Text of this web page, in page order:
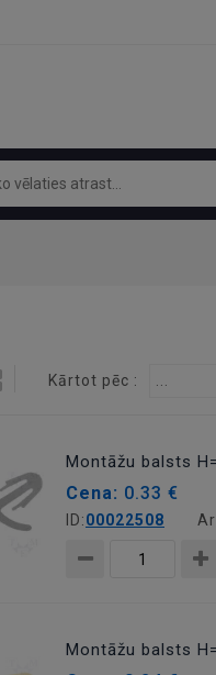
Kārtot pēc :
Montāžu balsts
Cena: 0.33 €
ID:00022508
Montāžu balsts